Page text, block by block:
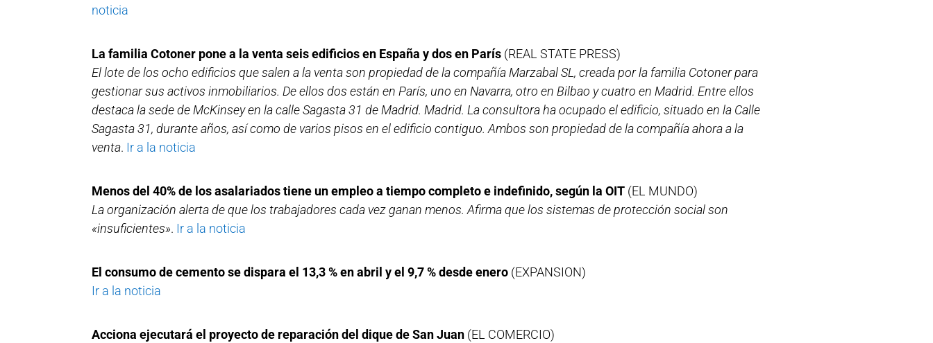
noticia
La familia Cotoner pone a la venta seis edificios en España y dos en París (REAL STATE PRESS)
El lote de los ocho edificios que salen a la venta son propiedad de la compañía Marzabal SL, creada por la familia Cotoner para
gestionar sus activos inmobiliarios. De ellos dos están en París, uno en Navarra, otro en Bilbao y cuatro en Madrid. Entre ellos
destaca la sede de McKinsey en la calle Sagasta 31 de Madrid. Madrid. La consultora ha ocupado el edificio, situado en la Calle
Sagasta 31, durante años, así como de varios pisos en el edificio contiguo. Ambos son propiedad de la compañía ahora a la
venta. Ir a la noticia
Menos del 40% de los asalariados tiene un empleo a tiempo completo e indefinido, según la OIT (EL MUNDO)
La organización alerta de que los trabajadores cada vez ganan menos. Afirma que los sistemas de protección social son
«insuficientes». Ir a la noticia
El consumo de cemento se dispara el 13,3 % en abril y el 9,7 % desde enero (EXPANSION)
Ir a la noticia
Acciona ejecutará el proyecto de reparación del dique de San Juan (EL COMERCIO)